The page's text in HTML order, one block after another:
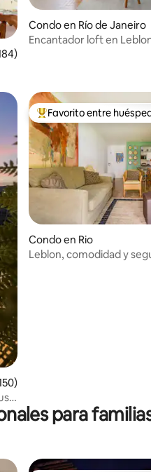
promedio: 4.96 de 5, 184
Condo en Río de Janeiro
Encantador loft en
promedio: 4.93 de 5, 150
Favorito entre
Favorito entre
Condo en Rio
Leblon, comodidad y
para